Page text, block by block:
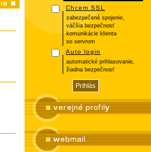
Chcem SSL
zabezpečené spojenie,
väčšia bezpečnosť
komunikácie klienta
so servrom
Auto login
automatické prihlasovanie,
žiadna bezpečnosť